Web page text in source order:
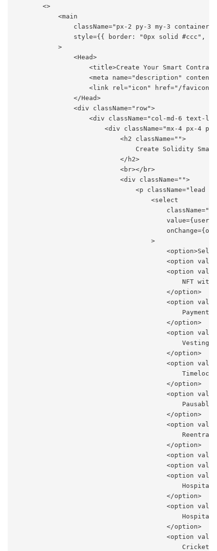
       <>
           <main
               className="px-2 py-3 my-3 container"
style={{ border: "0px solid #ccc",
           >
               <Head>
<title>Create Your Smart
<meta name="description"
<link rel="icon" href="/
               </Head>
               <div className="row">
<div className="col-md-6 text-
<div className="mx-4 px-4
                           <h2 className="">
Create Solidity
                           </h2>
                           <br></br>
                           <div className="">
<p className="lead
                                   <select
                                   >
<option
<option
NFT with
                                       </option>
<option
                                       </option>
<option
                                       </option>
<option
                                           Timelock
                                       </option>
<option
                                           Pausable
                                       </option>
<option
                                       </option>
<option
<option
<option
Hospital
                                       </option>
<option
Hospital
                                       </option>
<option
Cricket